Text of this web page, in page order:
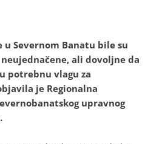
Severnom Banatu bile su
ali dovoljne da
potrebnu vlagu za
je Regionalna
upravnog